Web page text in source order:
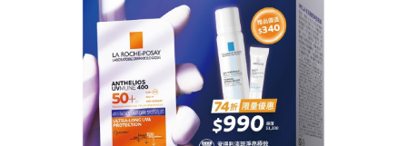
價
格：
價
格：